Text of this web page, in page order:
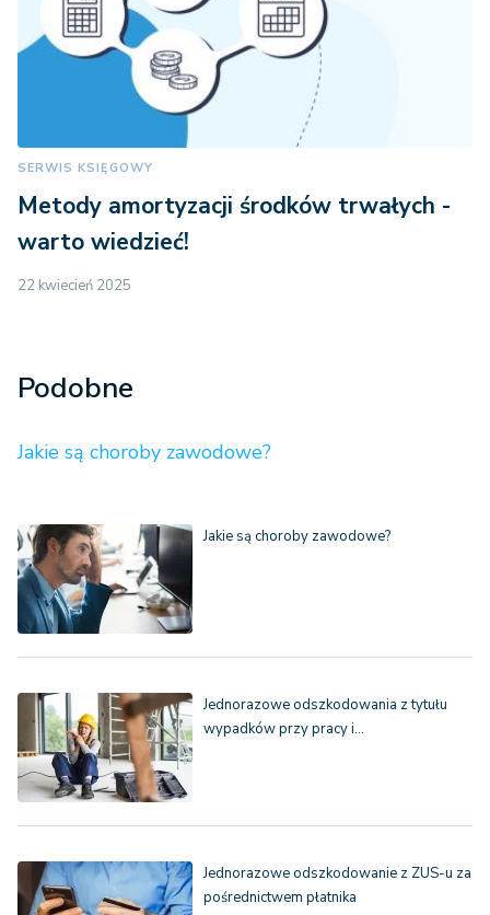
SERWIS KSIĘGOWY
Metody amortyzacji środków trwałych -
warto wiedzieć!
22 kwiecień 2025
Podobne
Jakie są choroby zawodowe?
Jakie są choroby zawodowe?
Jednorazowe odszkodowania z tytułu
wypadków przy pracy i…
Jednorazowe odszkodowanie z ZUS-u za
pośrednictwem płatnika